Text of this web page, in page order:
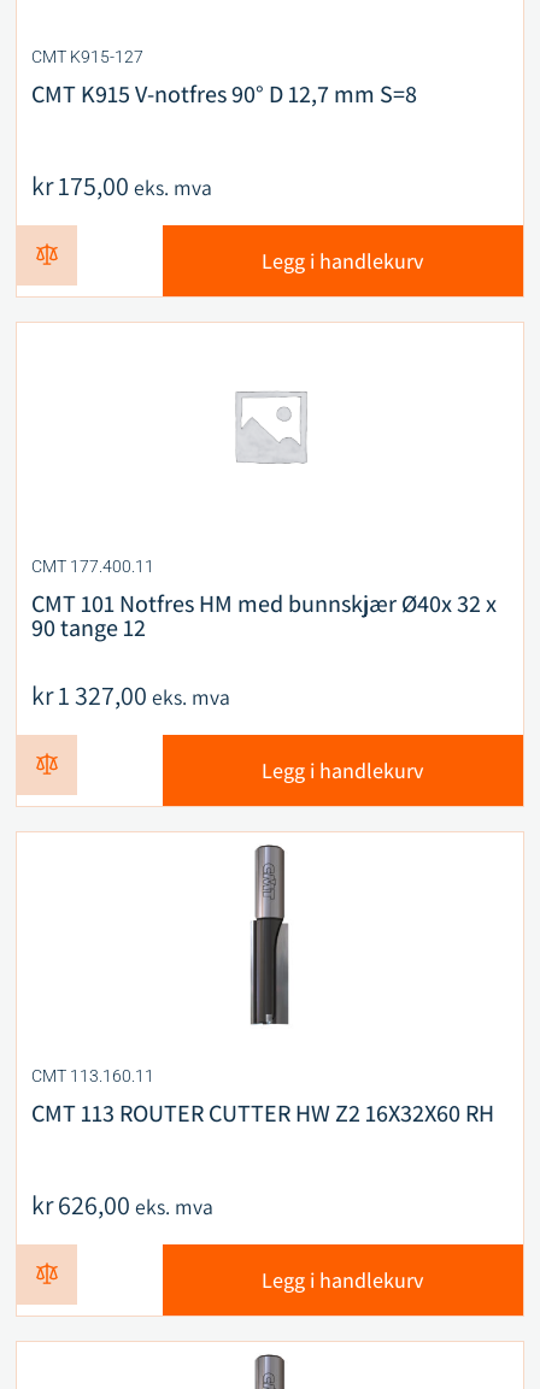
CMT K915-127
CMT K915 V-notfres 90° D 12,7 mm S=8
kr175,00 eks. mva
Legg i handlekurv
CMT 177.400.11
CMT 101 Notfres HM med bunnskjær Ø40x 32 x
90 tange 12
kr1 327,00 eks. mva
Legg i handlekurv
CMT 113.160.11
CMT 113 ROUTER CUTTER HW Z2 16X32X60 RH
kr626,00 eks. mva
Legg i handlekurv